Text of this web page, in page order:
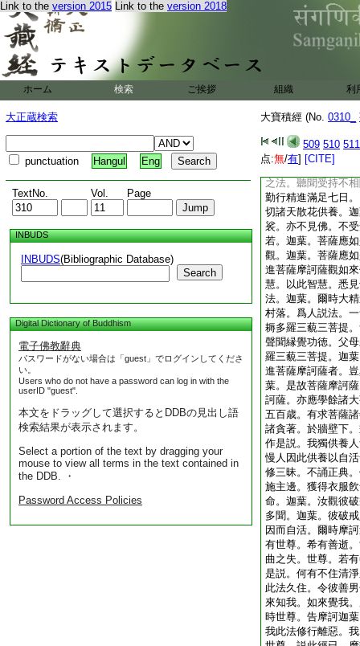
Link to the version 2015 Link to the version 2018
ホーム 検索 ご挨拶 組織 利
大正蔵検索
punctuation Hangul Eng
TextNo. Vol. Page
INBUDS
INBUDS(Bibliographic Database)
Search
Digital Dictionary of Buddhism
電子佛教辭典
パスワードがない場合は「guest」でログインしてくださ
い。
Users who do not have a password can log in with the
userID "guest".
本文をドラッグして選択するとDDBの見出し語
検索結果が表示されます。
Select a portion of the text by dragging your
mouse to view all terms in the text contained in
the DDB. ・
Password Access Policies
大寶積經 (No. 0310_
509 510 511
点:無/有] [CITE]
來身相亦復如是。
非甞非觸非知。非
復如是。無有知者
無色界攝。一切諸
一切諸法亦復如是
薩如是觀如來身。
五通。具
足無
大光明。成就天眼
於東方阿僧祇佛。
之法。悉能聽受。
之法。聽聞受持不
勤行精進滿足七日
切諸天散花供養。
裟。亦不見佛。不
若。迦葉。菩薩應
觀。迦葉。菩薩應
進菩薩摩訶薩觀如
慧。以此智慧。悉
法。迦葉。爾時大
村落。爲人説法。
耨多羅三藐三菩提
聲聞縁覺功徳。父
羅三藐三菩提。迦
進菩薩摩訶薩者。
葉。是故菩薩摩訶
訶薩。亦應學餘諸
五百歳。有求菩薩
諸貪著。於牆壁下
作是説。我獨供養
慢人因此供養以自
修三昧。不誦正典
施主邊。獲得衣服
命。迦葉。汝觀彼
多聞。迦葉。彼破
因而自活。爾時摩
有世尊。希有善逝
曲之失。世尊。若
是説。何有不住清
此法久住。令彼善
來知我。如來覺我
時世尊。告摩訶迦
我此法修行離惡。